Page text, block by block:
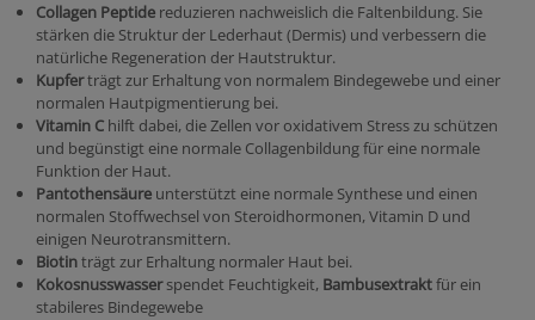
Collagen Peptide reduzieren nachweislich die Faltenbildung. Sie
stärken die Struktur der Lederhaut (Dermis) und verbessern die
natürliche Regeneration der Hautstruktur.
Kupferträgt zur Erhaltung von normalem Bindegewebe und einer
normalen Hautpigmentierung bei.
Vitamin C hilft dabei, die Zellen vor oxidativem Stress zu schützen
und begünstigt eine normale Collagenbildung für eine normale
Funktion der Haut.
Pantothensäure unterstützt eine normale Synthese und einen
normalen Stoffwechsel von Steroidhormonen, Vitamin D und
einigen Neurotransmittern.
Biotinträgt zur Erhaltung normaler Haut bei.
Kokosnusswasserspendet Feuchtigkeit, Bambusextraktfür ein
stabileres Bindegewebe